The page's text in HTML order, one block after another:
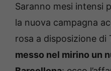
Saranno mesi intensi
la nuova campagna
rosa a disposizione di
messo nel mirino un